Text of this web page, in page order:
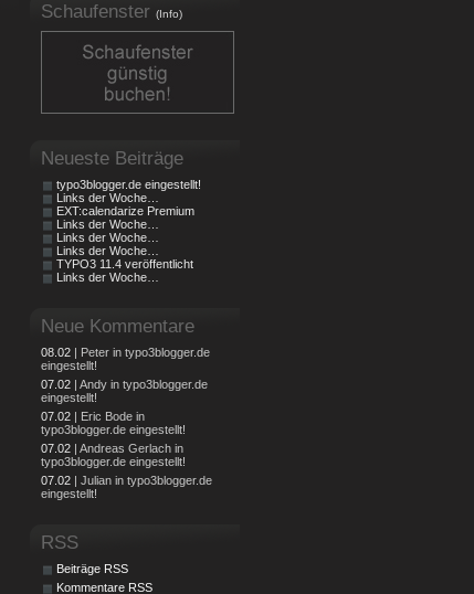
Schaufenster (Info)
Neueste Beiträge
typo3blogger.de eingestellt!
Links der Woche…
EXT:calendarize Premium
Links der Woche…
Links der Woche…
Links der Woche…
TYPO3 11.4 veröffentlicht
Links der Woche…
Neue Kommentare
08.02 | Peter in typo3blogger.de
eingestellt!
07.02 | Andy in typo3blogger.de
eingestellt!
07.02 | Eric Bode in
typo3blogger.de eingestellt!
07.02 | Andreas Gerlach in
typo3blogger.de eingestellt!
07.02 | Julian in typo3blogger.de
eingestellt!
RSS
Beiträge RSS
Kommentare RSS